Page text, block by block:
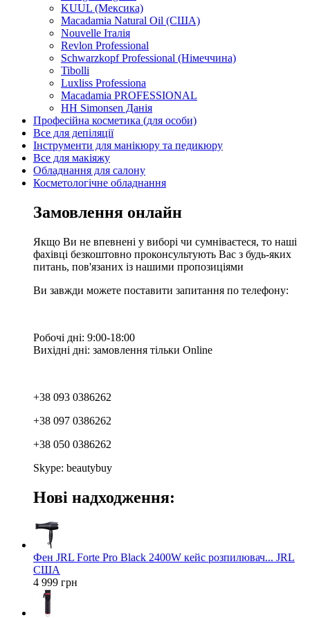
KUUL (Мексика)
Macadamia Natural Oil (США)
Nouvelle Італія
Revlon Professional
Schwarzkopf Professional (Німеччина)
Tibolli
Luxliss Professiona
Macadamia PROFESSIONAL
HH Simonsen Данія
Професійна косметика (для особи)
Все для депіляції
Інструменти для манікюру та педикюру
Все для макіяжу
Обладнання для салону
Косметологічне обладнання
Замовлення онлайн
Якщо Ви не впевнені у виборі чи сумніваєтеся, то наші
фахівці безкоштовно проконсультують Вас з будь-яких
питань, пов'язаних із нашими пропозиціями
Ви завжди можете поставити запитання по телефону:
Робочі дні: 9:00-18:00
Вихідні дні: замовлення тільки Online
+38 093 0386262
+38 097 0386262
+38 050 0386262
Skype: beautybuy
Нові надходження:
Фен JRL Forte Pro Black 2400W кейс розпилювач... JRL
США
4 999 грн